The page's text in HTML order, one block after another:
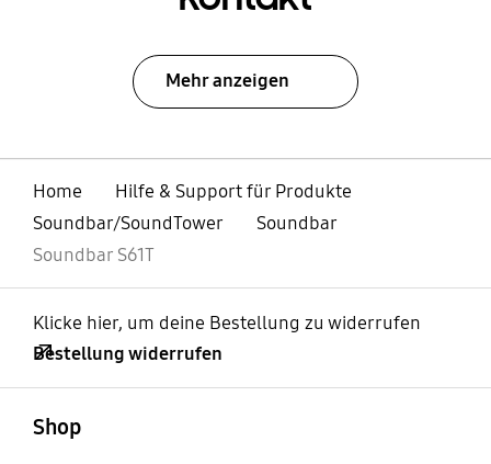
Mehr anzeigen
Home
Hilfe & Support für Produkte
Soundbar/SoundTower
Soundbar
Soundbar S61T
Klicke hier, um deine Bestellung zu widerrufen
Bestellung widerrufen
Shop